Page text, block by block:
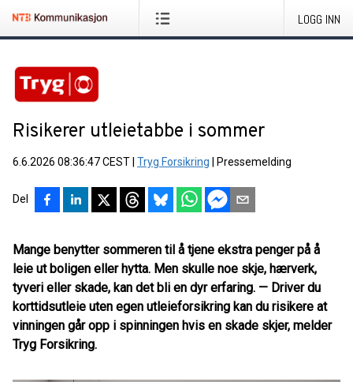
LOGG INN
Risikerer utleietabbe i sommer
6.6.2026 08:36:47 CEST Tryg Forsikring Pressemelding
Del
Mange benytter sommeren til å tjene ekstra penger på å
leie ut boligen eller hytta. Men skulle noe skje, hærverk,
tyveri eller skade, kan det bli en dyr erfaring. — Driver du
korttidsutleie uten egen utleieforsikring kan du risikere at
vinningen går opp i spinningen hvis en skade skjer, melder
Tryg Forsikring.